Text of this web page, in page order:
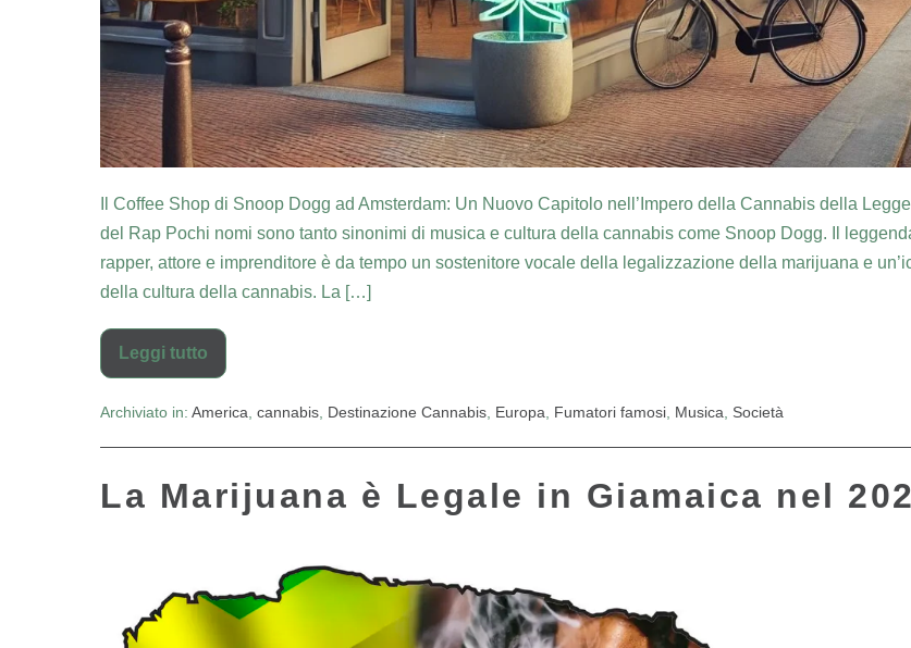
Il Coffee Shop di Snoop Dogg ad Amsterdam: Un Nuovo Capitolo nell’Impero della Cannabis della
del Rap Pochi nomi sono tanto sinonimi di musica e cultura della cannabis come Snoop Dogg. Il
rapper, attore e imprenditore è da tempo un sostenitore vocale della legalizzazione della marijuana e
della cultura della cannabis. La […]
Leggi tutto
Archiviato in: America, cannabis, Destinazione Cannabis, Europa, Fumatori famosi, Musica, Società
La Marijuana è Legale in Giamaica nel